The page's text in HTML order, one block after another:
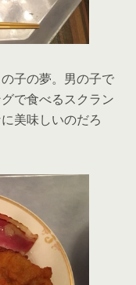
子の夢。男の子で
で食べるスクラン
美味しいのだろ